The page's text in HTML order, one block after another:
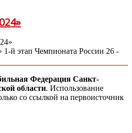
этап Чемпионата России 26 -
Федерация Санкт-
области. Использование
со ссылкой на первоисточник